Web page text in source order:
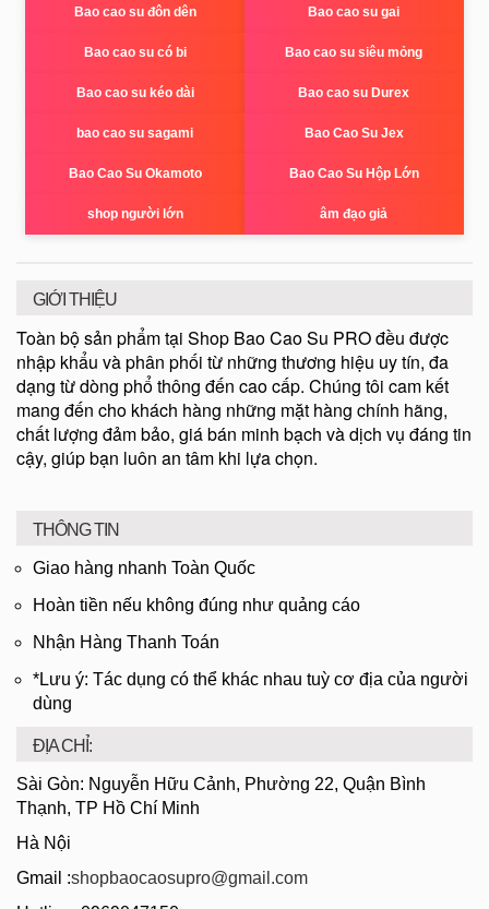
Bao cao su đôn dên Bao cao su gai
Bao cao su có bi Bao cao su siêu mỏng
Bao cao su kéo dài Bao cao su Durex
bao cao su sagami Bao Cao Su Jex
Bao Cao Su Okamoto Bao Cao Su Hộp Lớn
shop người lớn âm đạo giả
GIỚI THIỆU
Toàn bộ sản phẩm tại Shop Bao Cao Su PRO đều được
nhập khẩu và phân phối từ những thương hiệu uy tín, đa
dạng từ dòng phổ thông đến cao cấp. Chúng tôi cam kết
mang đến cho khách hàng những mặt hàng chính hãng,
chất lượng đảm bảo, giá bán minh bạch và dịch vụ đáng tin
cậy, giúp bạn luôn an tâm khi lựa chọn.
THÔNG TIN
Giao hàng nhanh Toàn Quốc
Hoàn tiền nếu không đúng như quảng cáo
Nhận Hàng Thanh Toán
*Lưu ý: Tác dụng có thể khác nhau tuỳ cơ địa của người
dùng
ĐỊA CHỈ:
Sài Gòn: Nguyễn Hữu Cảnh, Phường 22, Quận Bình
Thạnh, TP Hồ Chí Minh
Hà Nội
Gmail :shopbaocaosupro@gmail.com